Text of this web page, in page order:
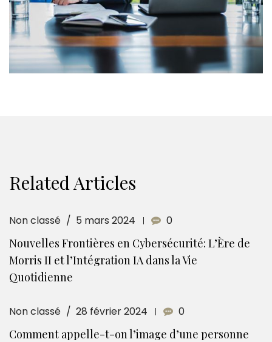
Related Articles
Non classé 5 mars 2024 0
Nouvelles Frontières en Cybersécurité: L’Ère de
Morris II et l’Intégration IA dans la Vie
Quotidienne
Non classé 28 février 2024 0
Comment appelle-t-on l’image d’une personne